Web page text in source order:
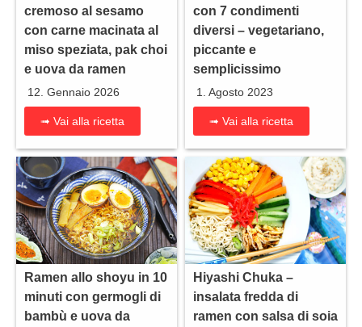
cremoso al sesamo
con carne macinata al
miso speziata, pak choi
e uova da ramen
12. Gennaio 2026
➟ Vai alla ricetta
con 7 condimenti
diversi – vegetariano,
piccante e
semplicissimo
1. Agosto 2023
➟ Vai alla ricetta
Ramen allo shoyu in 10
minuti con germogli di
bambù e uova da
Hiyashi Chuka –
insalata fredda di
ramen con salsa di soia